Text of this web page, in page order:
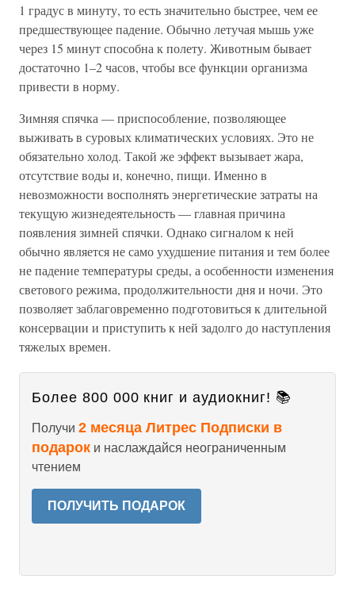
1 градус в минуту, то есть значительно быстрее, чем ее
предшествующее падение. Обычно летучая мышь уже
через 15 минут способна к полету. Животным бывает
достаточно 1–2 часов, чтобы все функции организма
привести в норму.
Зимняя спячка — приспособление, позволяющее
выживать в суровых климатических условиях. Это не
обязательно холод. Такой же эффект вызывает жара,
отсутствие воды и, конечно, пищи. Именно в
невозможности восполнять энергетические затраты на
текущую жизнедеятельность — главная причина
появления зимней спячки. Однако сигналом к ней
обычно является не само ухудшение питания и тем более
не падение температуры среды, а особенности изменения
светового режима, продолжительности дня и ночи. Это
позволяет заблаговременно подготовиться к длительной
консервации и приступить к ней задолго до наступления
тяжелых времен.
Более 800 000 книг и аудиокниг! 📚
Получи 2 месяца Литрес Подписки в
подарок и наслаждайся неограниченным
чтением
ПОЛУЧИТЬ ПОДАРОК